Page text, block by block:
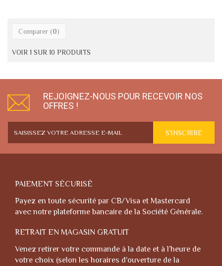
Comparer (0)
VOIR 1 SUR 10 PRODUITS
REJOIGNEZ-NOUS POUR RECEVOIR NOS
OFFRES !
S'INSCRIRE
PAIEMENT SÉCURISÉ
Payez en toute sécurité par CB/Visa et Mastercard
avec notre plateforme bancaire de la Société Générale.
RETRAIT EN MAGASIN GRATUIT
Venez retirer votre commande à la date et à l’heure de
votre choix (selon les horaires d'ouverture de la